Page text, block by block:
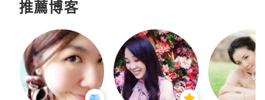
推薦博客